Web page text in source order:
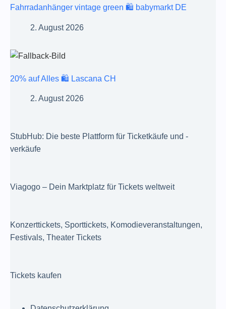
Fahrradanhänger vintage green 🛍️ babymarkt DE
2. August 2026
20% auf Alles 🛍️ Lascana CH
2. August 2026
StubHub: Die beste Plattform für Ticketkäufe und -
verkäufe
Viagogo – Dein Marktplatz für Tickets weltweit
Konzerttickets, Sporttickets, Komodieveranstaltungen,
Festivals, Theater Tickets
Tickets kaufen